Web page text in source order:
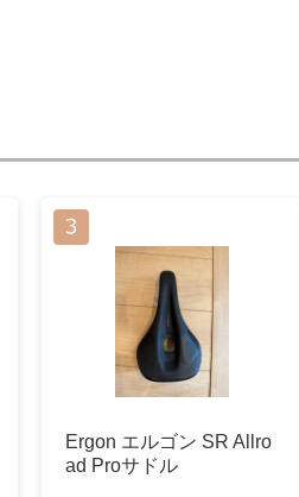
Ergon エルゴン SR Allro
ad Proサドル